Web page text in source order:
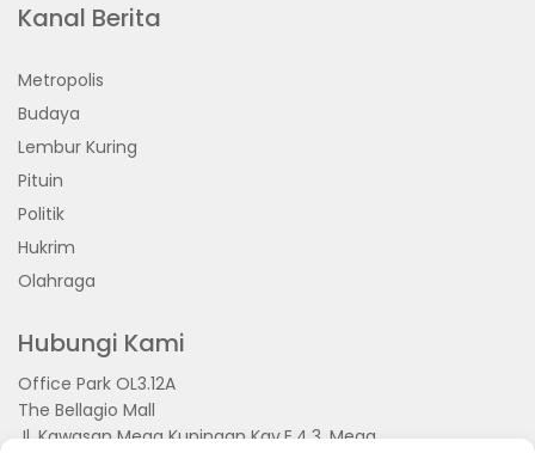
Kanal Berita
Metropolis
Budaya
Lembur Kuring
Pituin
Politik
Hukrim
Olahraga
Hubungi Kami
Office Park OL3.12A
The Bellagio Mall
Jl. Kawasan Mega Kuningan Kav.E.4.3, Mega